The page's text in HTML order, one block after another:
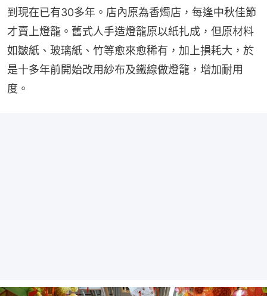
到現在已有30多年。店內原為香燭店，每逢中秋佳節
才賣上燈籠。舊式人手造燈籠原以紙扎成，但原材料
如皺紙、玻璃紙、竹等愈來愈稀有，加上損耗大，於
是十多年前開始改用紗布及鐵線做燈籠，增加耐用
度。